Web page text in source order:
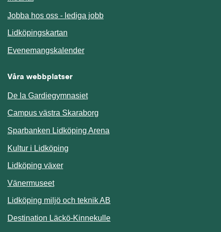
Jobba hos oss - lediga jobb
Lidköpingskartan
EvenemangskalenderLänk till annan webbplats.
Våra webbplatser
De la Gardiegymnasiet
Campus västra Skaraborg
Sparbanken Lidköping Arena
Kultur i Lidköping
Lidköping växer
Vänermuseet
Lidköping miljö och teknik AB
Destination Läckö-KinnekulleLänk till annan webbplats.